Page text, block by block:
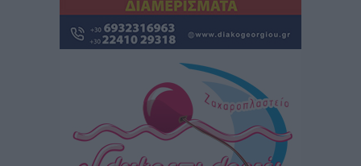
Πάνθηρες: Ξεκίνησαν αισιόδοξοι για την παρθενική
“πτήση” τους
Αθλητικά• πριν 2 ώρες
Άρης Αρχαγγέλου: Στο πλευρό του άτυχου Ιάκωβου
• πριν 2 ώρες